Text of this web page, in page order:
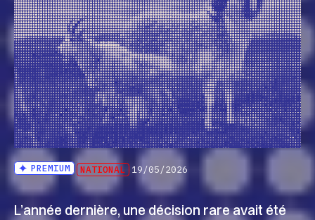
PREMIUM NATIONAL 19/05/2026
L’année dernière, une décision rare avait été